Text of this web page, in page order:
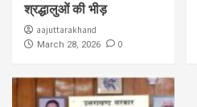
श्रद्धालुओं की भीड़
aajuttarakhand
March 28, 2026 0